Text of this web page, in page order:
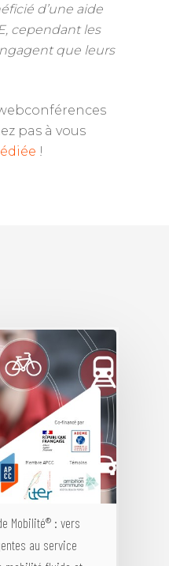
d’une aide
cependant les
que leurs
pas à vous
!
Mobilité® : vers
au service